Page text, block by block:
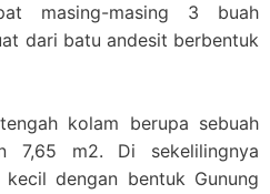
masing-masing 3 buah
dari batu andesit berbentuk
kolam berupa sebuah
7,65 m2. Di sekelilingnya
dengan bentuk Gunung